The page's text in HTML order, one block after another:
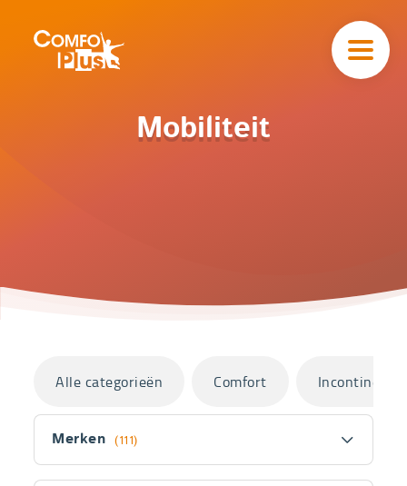
Mobiliteit
navigatieComfoPlus
Filter
Merken (111)
Alle categorieën Comfort Incontinentie